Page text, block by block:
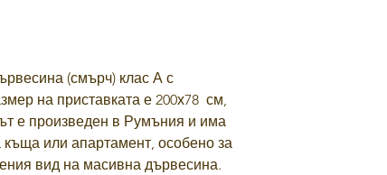
(смърч) клас А с
на приставката е 200х78 см,
е произведен в Румъния и има
къща или апартамент, особено за
вид на масивна дървесина.